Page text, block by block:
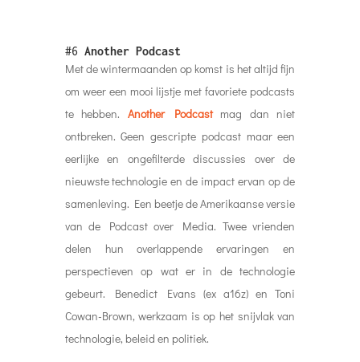
#6 Another Podcast
Met de wintermaanden op komst is het altijd fijn
om weer een mooi lijstje met favoriete podcasts
te hebben. Another Podcastmag dan niet
ontbreken. Geen gescripte podcast maar een
eerlijke en ongefilterde discussies over de
nieuwste technologie en de impact ervan op de
samenleving. Een beetje de Amerikaanse versie
van de Podcast over Media. Twee vrienden
delen hun overlappende ervaringen en
perspectieven op wat er in de technologie
gebeurt. Benedict Evans (ex a16z) en Toni
Cowan-Brown, werkzaam is op het snijvlak van
technologie, beleid en politiek.